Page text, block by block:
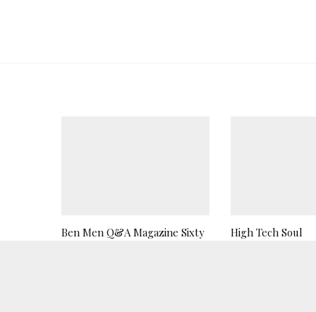
Ben Men Q&A Magazine Sixty High Tech Soul